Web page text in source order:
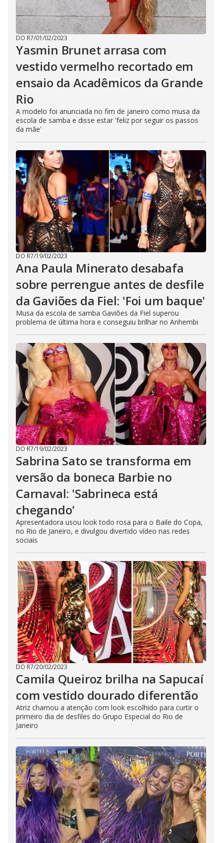
DO R7/01/02/2023
Yasmin Brunet arrasa com
vestido vermelho recortado em
ensaio da Acadêmicos da Grande
Rio
A modelo foi anunciada no fim de janeiro como musa da
escola de samba e disse estar 'feliz por seguir os passos
da mãe'
DO R7/19/02/2023
Ana Paula Minerato desabafa
sobre perrengue antes de desfile
da Gaviões da Fiel: 'Foi um baque'
Musa da escola de samba Gaviões da Fiel superou
problema de última hora e conseguiu brilhar no Anhembi
DO R7/19/02/2023
Sabrina Sato se transforma em
versão da boneca Barbie no
Carnaval: 'Sabrineca está
chegando'
Apresentadora usou look todo rosa para o Baile do Copa,
no Rio de Janeiro, e divulgou divertido vídeo nas redes
sociais
DO R7/20/02/2023
Camila Queiroz brilha na Sapucaí
com vestido dourado diferentão
Atriz chamou a atenção com look escolhido para curtir o
primeiro dia de desfiles do Grupo Especial do Rio de
Janeiro